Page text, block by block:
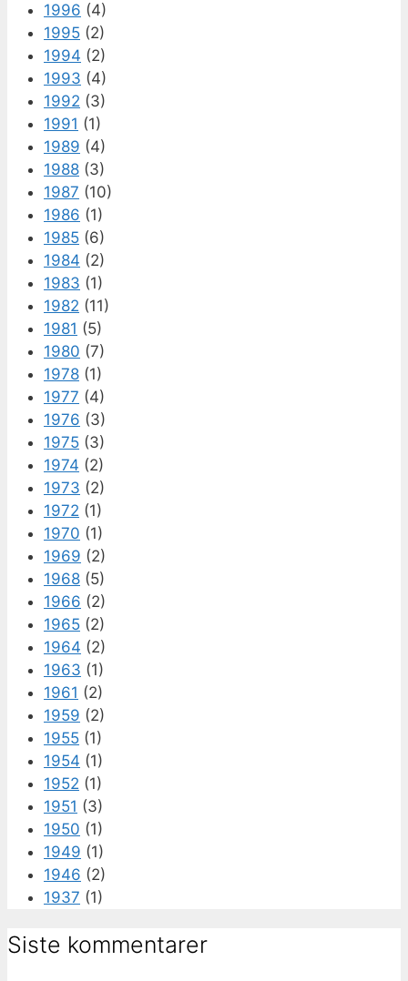
1996 (4)
1995 (2)
1994 (2)
1993 (4)
1992 (3)
1991 (1)
1989 (4)
1988 (3)
1987 (10)
1986 (1)
1985 (6)
1984 (2)
1983 (1)
1982 (11)
1981 (5)
1980 (7)
1978 (1)
1977 (4)
1976 (3)
1975 (3)
1974 (2)
1973 (2)
1972 (1)
1970 (1)
1969 (2)
1968 (5)
1966 (2)
1965 (2)
1964 (2)
1963 (1)
1961 (2)
1959 (2)
1955 (1)
1954 (1)
1952 (1)
1951 (3)
1950 (1)
1949 (1)
1946 (2)
1937 (1)
Siste kommentarer